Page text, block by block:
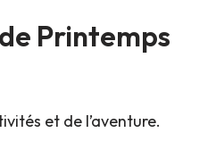
Printemps
et de l’aventure.